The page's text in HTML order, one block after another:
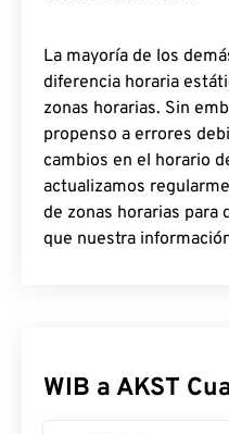
La mayoría de los
diferencia horaria
zonas horarias. Sin
propenso a errores
cambios en el horario
actualizamos
de zonas horarias para
que nuestra
WIB a AKST